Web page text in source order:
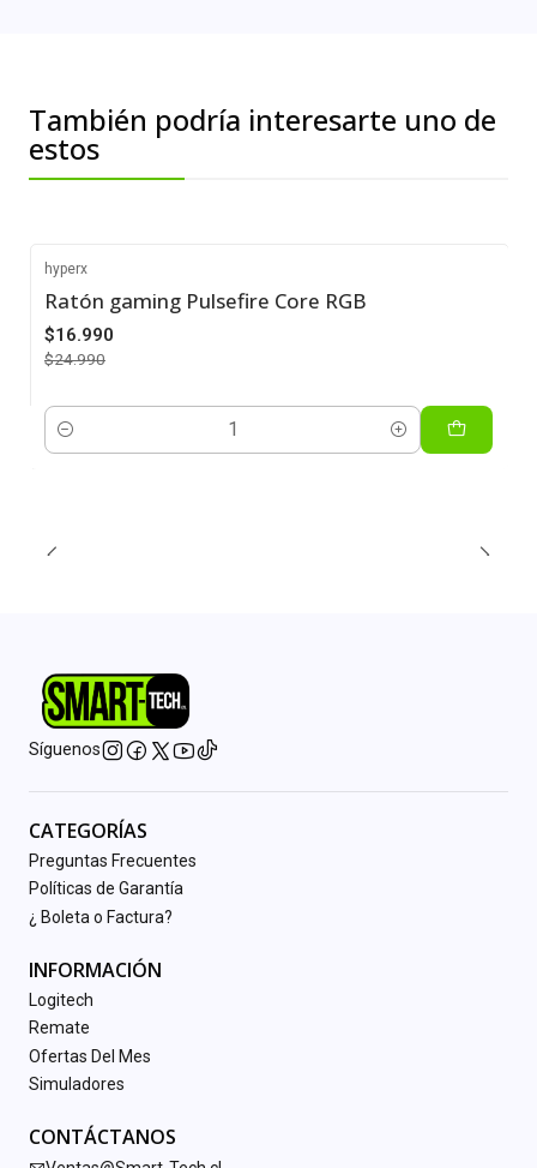
También podría interesarte uno de
estos
-32%
hyperx
Ratón gaming Pulsefire Core RGB
$16.990
$24.990
Cantidad
Síguenos
CATEGORÍAS
Preguntas Frecuentes
Políticas de Garantía
¿ Boleta o Factura?
INFORMACIÓN
Logitech
Remate
Ofertas Del Mes
Simuladores
CONTÁCTANOS